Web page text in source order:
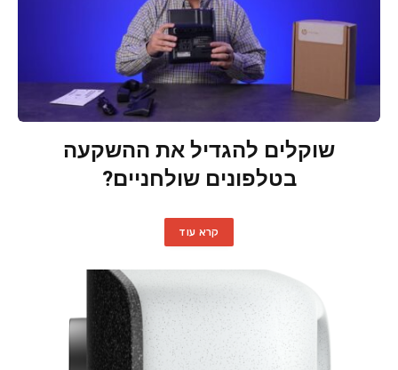
שוקלים להגדיל את ההשקעה
בטלפונים שולחניים?
קרא עוד